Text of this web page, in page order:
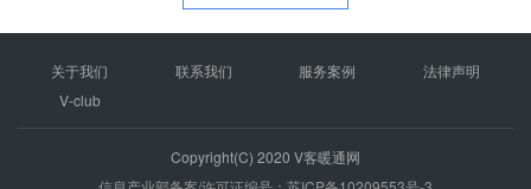
关于我们 联系我们 服务案例
法律声明
V-club
Copyright(C) 2020 V客暖通网